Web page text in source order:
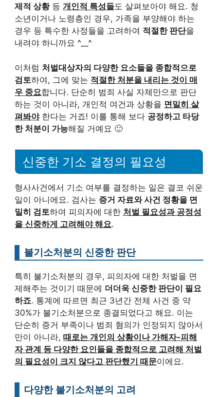
제적 상황등 개인적 특성들도 살펴보아야 해요. 청
소년이거나 노령층인 경우, 가족을 부양해야 하는
경우 등 특수한 사정들을 고려하여 적절한 판단을
내려야 하니까요 ^__^
이처럼 처벌대상자의 다양한 요소들을 종합적으로
검토하여, 그에 맞는 적절한 처분을 내리는 것이 매
우 중요합니다. 단순히 범죄 사실 자체만으로 판단
하는 것이 아니라, 개인적 여건과 상황을 면밀히 살
펴봐야한다는 거죠! 이를 통해 보다 공정하고 타당
한 처분이 가능해질 거예요 🙂
신중한 기소 결정의 필요성
형사사건에서 기소 여부를 결정하는 일은 결코 쉬운
일이 아니에요. 검사는 증거 자료와 사건 정황을 면
밀히 검토하여 피의자에 대한 처벌 필요성과 공정성
을 신중하게 고려해야 해요.
불기소처분의 신중한 판단
특히 불기소처분의 경우, 피의자에 대한 처벌을 면
제해주는 것이기 때문에 더더욱 신중한 판단이 필요
하죠. 통계에 따르면 최근 3년간 전체 사건 중 약
30%가 불기소처분으로 종결되었다고 해요. 이는
단순히 증거 부족이나 범죄 혐의가 인정되지 않아서
만이 아니라, 때로는 개인의 상황이나 가해자-피해
자 관계 등 다양한 요인들을 종합적으로 고려해 처벌
의 필요성이 크지 않다고 판단했기 때문이에요.
다양한 불기소처분의 고려